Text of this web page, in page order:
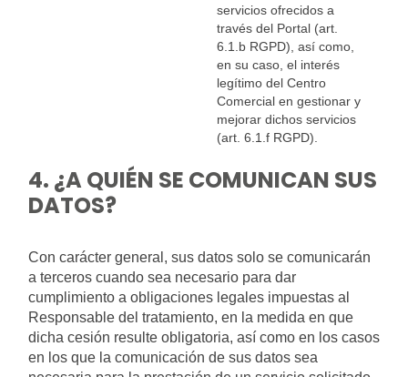
servicios ofrecidos a
través del Portal (art.
6.1.b RGPD), así como,
en su caso, el interés
legítimo del Centro
Comercial en gestionar y
mejorar dichos servicios
(art. 6.1.f RGPD).
4. ¿A QUIÉN SE COMUNICAN SUS
DATOS?
Con carácter general, sus datos solo se comunicarán
a terceros cuando sea necesario para dar
cumplimiento a obligaciones legales impuestas al
Responsable del tratamiento, en la medida en que
dicha cesión resulte obligatoria, así como en los casos
en los que la comunicación de sus datos sea